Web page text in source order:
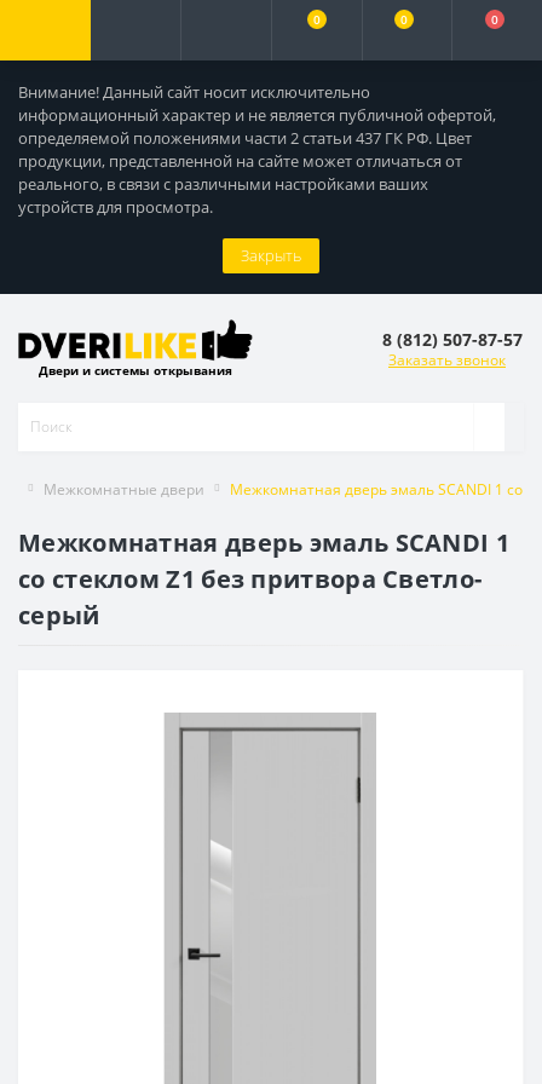
Внимание! Данный сайт носит исключительно
информационный характер и не является публичной офертой,
определяемой положениями части 2 статьи 437 ГК РФ. Цвет
продукции, представленной на сайте может отличаться от
реального, в связи с различными настройками ваших
устройств для просмотра.
Закрыть
0 0 0
Двери и системы открывания
8 (812) 507-87-57
Заказать звонок
Межкомнатные двери Межкомнатная дверь эмаль SCANDI 1 со
Межкомнатная дверь эмаль SCANDI 1
со стеклом Z1 без притвора Светло-
серый